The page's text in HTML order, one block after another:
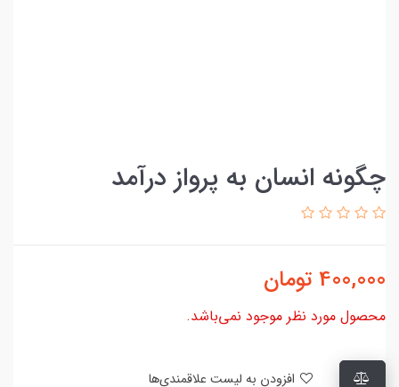
چگونه انسان به پرواز درآمد
400,000 تومان
محصول مورد نظر موجود نمی‌باشد.